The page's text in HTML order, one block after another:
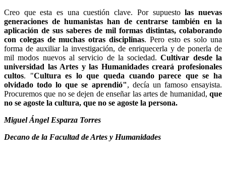
Creo que esta es una cuestión clave. Por supuestolas nuevas
generaciones de humanistas han de centrarse también en la
aplicación de sus saberes de mil formas distintas, colaborando
con colegas de muchas otras disciplinas. Pero esto es solo una
forma de auxiliar la investigación, de enriquecerla y de ponerla de
mil modos nuevos al servicio de la sociedad.Cultivar desde la
universidad las Artes y las Humanidades creará profesionales
cultos. "Cultura es lo que queda cuando parece que se ha
olvidado todo lo que se aprendió", decía un famoso ensayista.
Procuremos que no se dejen de enseñar las artes de humanidad, que
no se agoste la cultura, que no se agoste la persona.
Miguel Ángel Esparza Torres
Decano de la Facultad de Artes y Humanidades